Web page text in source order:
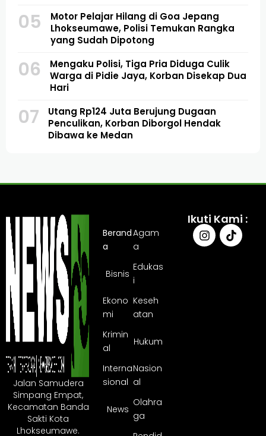
05
Motor Pelajar Hilang di Goa Jepang
Lhokseumawe, Polisi Temukan Rangka
yang Sudah Dipotong
06
Mengaku Polisi, Tiga Pria Diduga Culik
Warga di Pidie Jaya, Korban Disekap Dua
Hari
07
Utang Rp124 Juta Berujung Dugaan
Penculikan, Korban Diborgol Hendak
Dibawa ke Medan
Jalan Samudera
Simpang Empat,
Kecamatan Banda
Sakti Kota
Lhokseumawe.
Berand
a
Agam
a
Bisnis
Edukas
i
Ekono
mi
Keseh
atan
Krimin
al
Hukum
Interna
sional
Nasion
al
News
Olahra
ga
Ikuti Kami :